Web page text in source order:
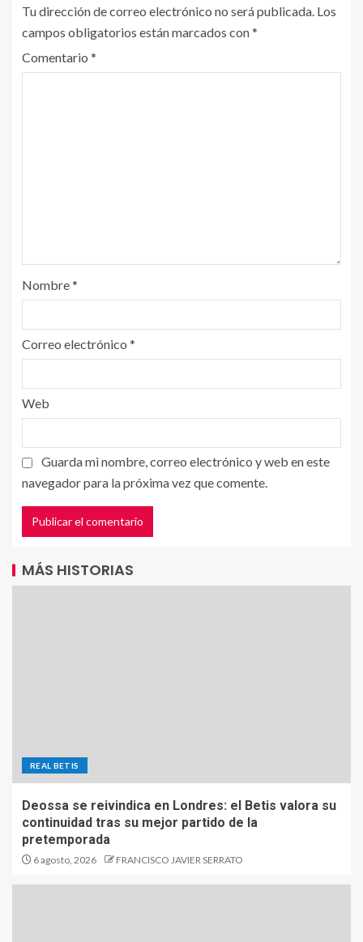
Tu dirección de correo electrónico no será publicada. Los
campos obligatorios están marcados con*
Comentario *
Nombre*
Correo electrónico *
Web
Guarda mi nombre, correo electrónico y web en este
navegador para la próxima vez que comente.
MÁS HISTORIAS
REAL BETIS
Deossa se reivindica en Londres: el Betis valora su
continuidad tras su mejor partido de la
pretemporada
6 agosto, 2026 FRANCISCO JAVIER SERRATO